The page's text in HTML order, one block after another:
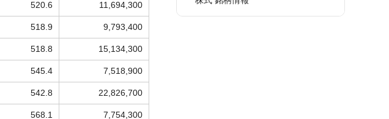
520.6 11,694,300
518.9 9,793,400
518.8 15,134,300
545.4 7,518,900
542.8 22,826,700
568.1 7,754,300